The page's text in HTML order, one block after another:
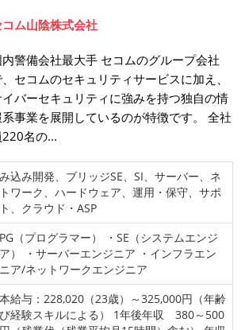
コム山陰株式会社
内警備会社最大手 セコムのグループ会社
、セコムのセキュリティサービスに加え、
バーセキュリティに強みを持つ独自の情
事業を展開しているのが特徴です。 全社
220名の...
込み開発、ブリッジSE、SI、サーバー、ネ
ワーク、ハードウェア、運用・保守、サポ
、クラウド・ASP
PG（プログラマー） ・SE（システムエンジ
） ・サーバーエンジニア ・インフラエン
ア/ネットワークエンジニア
給与：228,020（23歳）～325,000円（年齢
経験スキルによる） 1年後年収 380～500